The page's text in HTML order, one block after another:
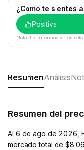
¿Cómo te sientes
Positiva
Nota: La información es solo
ResumenAnálisis
Resumen del
Al 6 de ago de 2026,
mercado total de